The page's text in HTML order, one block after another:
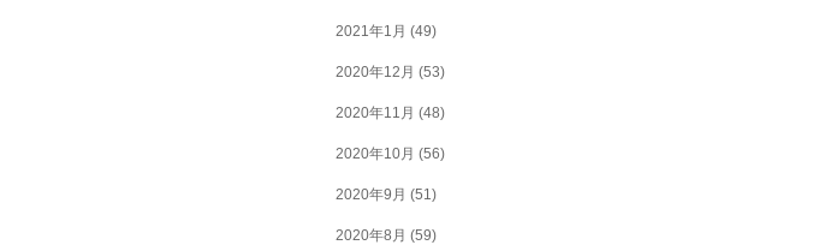
2021年1月 (49)
2020年12月 (53)
2020年11月 (48)
2020年10月 (56)
2020年9月 (51)
2020年8月 (59)